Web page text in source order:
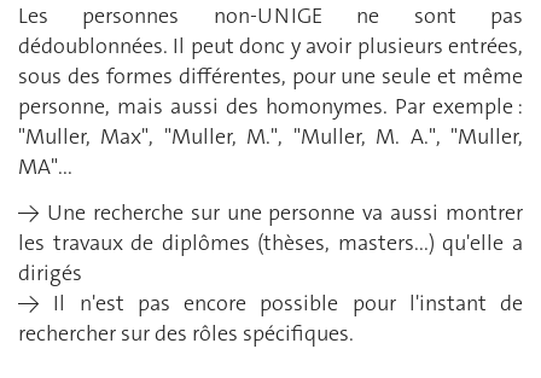
Les personnes non-UNIGE ne sont pas
dédoublonnées. Il peut donc y avoir plusieurs entrées,
sous des formes différentes, pour une seule et même
personne, mais aussi des homonymes. Par exemple :
"Muller, Max", "Muller, M.", "Muller, M. A.", "Muller,
MA"...
→ Une recherche sur une personne va aussi montrer
les travaux de diplômes (thèses, masters...) qu'elle a
dirigés
→ Il n'est pas encore possible pour l'instant de
rechercher sur des rôles spécifiques.